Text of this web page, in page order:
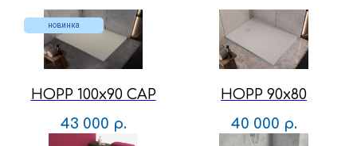
новинка
HOPP 100x90 CAP
43 000 р.
HOPP 90x80
40 000 р.